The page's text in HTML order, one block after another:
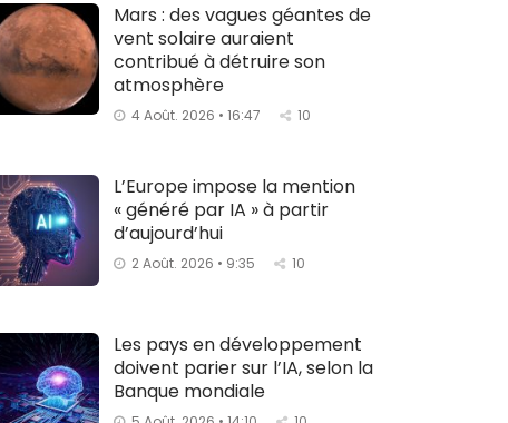
Mars : des vagues géantes de
vent solaire auraient
contribué à détruire son
atmosphère
4 Août. 2026 • 16:47 10
L’Europe impose la mention
« généré par IA » à partir
d’aujourd’hui
2 Août. 2026 • 9:35 10
Les pays en développement
doivent parier sur l’IA, selon la
Banque mondiale